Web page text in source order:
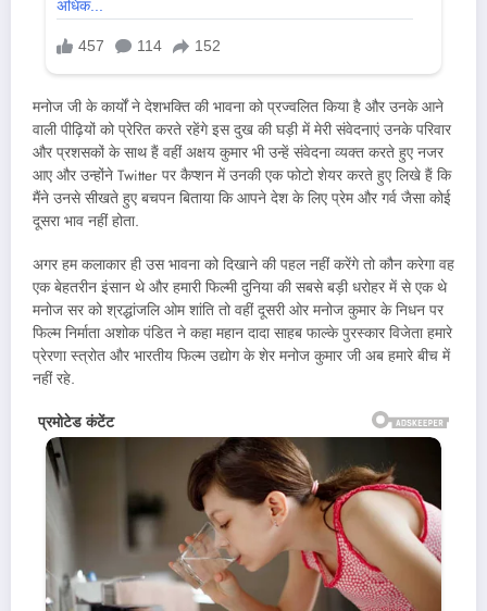
मनोज जी के कार्यों ने देशभक्ति की भावना को प्रज्वलित किया है और उनके आने
वाली पीढ़ियों को प्रेरित करते रहेंगे इस दुख की घड़ी में मेरी संवेदनाएं उनके परिवार
और प्रशसकों के साथ हैं वहीं अक्षय कुमार भी उन्हें संवेदना व्यक्त करते हुए नजर
आए और उन्होंने Twitter पर कैप्शन में उनकी एक फोटो शेयर करते हुए लिखे हैं कि
मैंने उनसे सीखते हुए बचपन बिताया कि आपने देश के लिए प्रेम और गर्व जैसा कोई
दूसरा भाव नहीं होता.
अगर हम कलाकार ही उस भावना को दिखाने की पहल नहीं करेंगे तो कौन करेगा वह
एक बेहतरीन इंसान थे और हमारी फिल्मी दुनिया की सबसे बड़ी धरोहर में से एक थे
मनोज सर को श्रद्धांजलि ओम शांति तो वहीं दूसरी ओर मनोज कुमार के निधन पर
फिल्म निर्माता अशोक पंडित ने कहा महान दादा साहब फाल्के पुरस्कार विजेता हमारे
प्रेरणा स्त्रोत और भारतीय फिल्म उद्योग के शेर मनोज कुमार जी अब हमारे बीच में
नहीं रहे.